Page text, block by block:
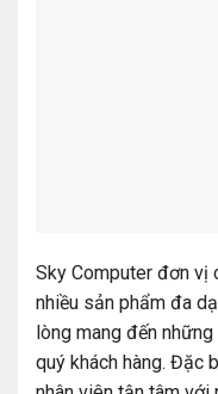
Sky Computer đơn vị
nhiều sản phẩm đa
lòng mang đến
quý khách hàng. Đặc